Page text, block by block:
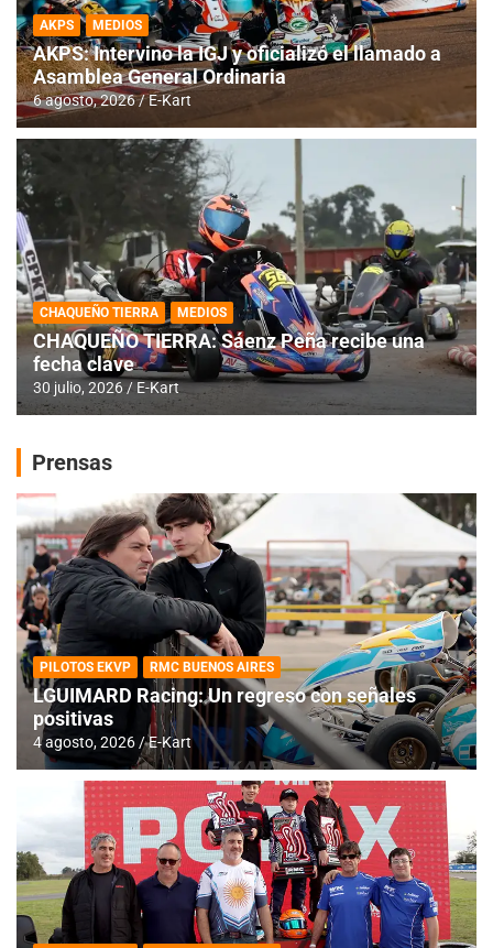
AKPS MEDIOS
AKPS: Intervino la IGJ y oficializó el llamado a
Asamblea General Ordinaria
6 agosto, 2026 E-Kart
CHAQUEÑO TIERRA MEDIOS
CHAQUEÑO TIERRA: Sáenz Peña recibe una
fecha clave
30 julio, 2026 E-Kart
Prensas
PILOTOS EKVP RMC BUENOS AIRES
LGUIMARD Racing: Un regreso con señales
positivas
4 agosto, 2026 E-Kart